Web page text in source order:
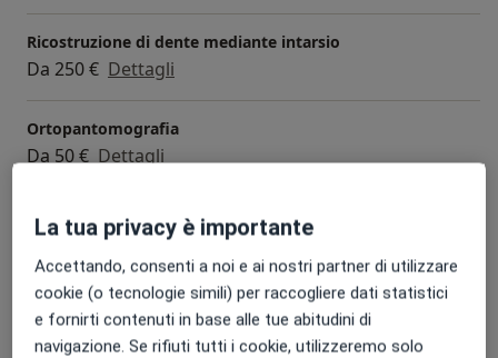
Ricostruzione di dente mediante intarsio
Da 250 € Dettagli
Ortopantomografia
Da 50 € Dettagli
Otturazione
Da 80 € Dettagli
Parodontologia
Da 150 € Dettagli
La tua privacy è importante
Accettando, consenti a noi e ai nostri partner di utilizzare
cookie (o tecnologie simili) per raccogliere dati statistici
e fornirti contenuti in base alle tue abitudini di
navigazione. Se rifiuti tutti i cookie, utilizzeremo solo